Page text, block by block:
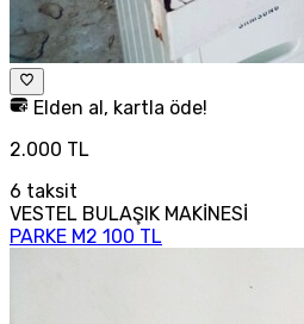
Elden al, kartla öde!
2.000 TL
6 taksit
VESTEL BULAŞIK MAKİNESİ
PARKE M2 100 TL